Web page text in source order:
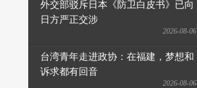
外交部驳斥日本《防卫白皮书》已向
日方严正交涉
2026-08-06
台湾青年走进政协：在福建，梦想和
诉求都有回音
2026-08-06